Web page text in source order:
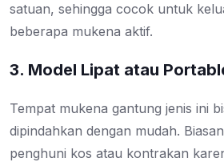
satuan, sehingga cocok untuk
beberapa mukena aktif.
3. Model Lipat atau
Tempat mukena gantung jenis ini
dipindahkan dengan mudah.
penghuni kos atau kontrakan